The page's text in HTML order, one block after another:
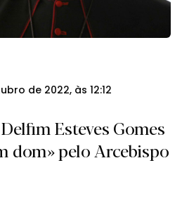
de 2022, às 12:12
Esteves Gomes
dom» pelo Arcebispo